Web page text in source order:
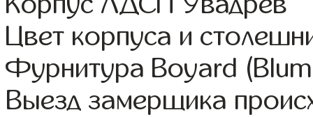
Цвет корпуса и
Фурнитура Boyard
Выезд замерщика